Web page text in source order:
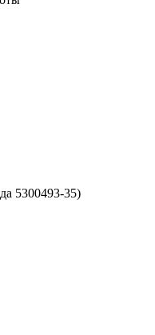
5300493-35)